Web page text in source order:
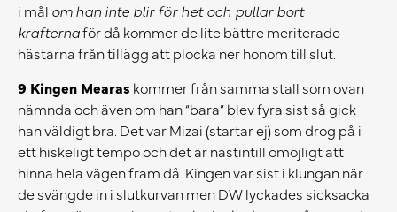
i mål omhan inte blir för het och pullar bort
krafternaför då kommer de lite bättre meriterade
hästarna från tillägg att plocka ner honom till slut.
9 Kingen Mearas kommer från samma stall som ovan
nämnda och även om han “bara” blev fyra sist så gick
han väldigt bra. Det var Mizai (startar ej) som drog på i
ett hiskeligt tempo och det är nästintill omöjligt att
hinna hela vägen fram då. Kingen var sist i klungan när
de svängde in i slutkurvan men DW lyckades sicksacka